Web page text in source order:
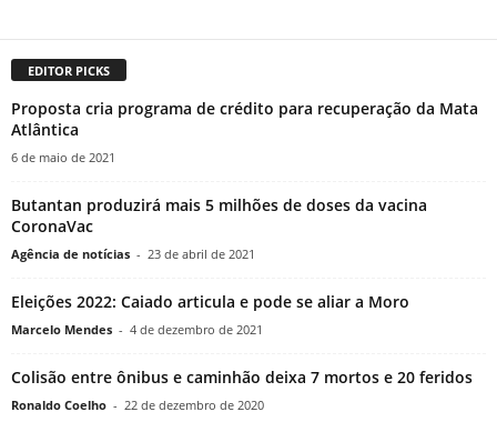
EDITOR PICKS
Proposta cria programa de crédito para recuperação da Mata
Atlântica
6 de maio de 2021
Butantan produzirá mais 5 milhões de doses da vacina
CoronaVac
Agência de notícias - 23 de abril de 2021
Eleições 2022: Caiado articula e pode se aliar a Moro
Marcelo Mendes - 4 de dezembro de 2021
Colisão entre ônibus e caminhão deixa 7 mortos e 20 feridos
Ronaldo Coelho - 22 de dezembro de 2020